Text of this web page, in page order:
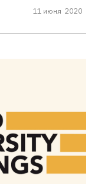
11 июня 2020